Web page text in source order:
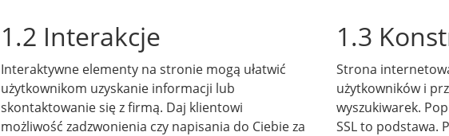
1.2 Interakcje
Interaktywne elementy na stronie mogą ułatwić
użytkownikom uzyskanie informacji lub
skontaktowanie się z firmą. Daj klientowi
możliwość zadzwonienia czy napisania do Ciebie za
1.3
Strona
użytkowników i
wyszukiwarek.
SSL to podstawa.